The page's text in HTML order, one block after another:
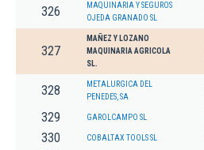
326
MAQUINARIA Y SEGUROS
OJEDA GRANADO SL
327
MAÑEZ Y LOZANO
MAQUINARIA AGRICOLA
SL.
328
METALURGICA DEL
PENEDES, SA
329 GAROLCAMPO SL
330 COBALTAX TOOLS SL